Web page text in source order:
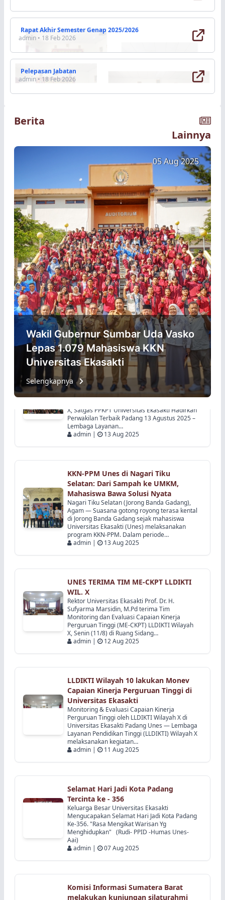
admin •18 Jun 2026
Proposal
admin • 18 Feb 2026
admin •18 Feb 2026
Berita
Lainnya
05 Aug 2025
Wakil Gubernur Sumbar Uda Vasko
Lepas 1.079 Mahasiswa KKN
Selengkapnya
Dirgahayu Republik Indonesia Ke-80
Civitas Akademika Universitas Ekasakti-AAI
Padang & Yayasan Perguruan Tinggi Padang
Mengucapkan : Dirgahayu Indonesia Ke-80
Selamat Memperingati Hari Kemerdekaan
Republik Indonesia Ke-80.…
admin |
17 Aug 2025
Rektor Universitas Ekasakti Prof. Dr. H.
upacara bendera Hari Ulang Tahun Republik
Indonesia ke-80 di halaman Rektorat
Universitas tersebut. Minggu (17/8) dengan…
admin |
26 Nov 2025
Selamat Memperingati Hari
Kemerdekaan Republik Indonesia Ke-
80
Civitas Akademika Universitas Ekasakti-AAI
Padang & Yayasan Perguruan Tinggi Padang
Mengucapkan : Dirgahayu Indonesia Ke-80
Selamat Memperingati Hari Kemerdekaan
Republik Indonesia Ke-80.…
admin |
16 Aug 2025
Satgas PPKPT Universitas Ekasakti
Ikuti BimTek Peningkatan Kapasitas
di LLDIKTI Wilayah 10.
Bimbingan Teknis Peningkatan Kapasitas
Satgas PPKPT di Lingkungan LLDIKTI Wilayah
X, Satgas PPKPT Universitas Ekasakti Hadirkan
Perwakilan Terbaik Padang 13 Agustus 2025 –
Lembaga Layanan…
admin |
13 Aug 2025
KKN-PPM Unes di Nagari Tiku
Selatan: Dari Sampah ke UMKM,
Agam — Suasana gotong royong terasa kental
di Jorong Banda Gadang sejak mahasiswa
Universitas Ekasakti (Unes) melaksanakan
program KKN-PPM. Dalam periode…
admin |
13 Aug 2025
UNES TERIMA TIM ME-CKPT LLDIKTI
WIL. X
Monitoring dan Evaluasi Capaian Kinerja
Perguruan Tinggi (ME-CKPT) LLDIKTI Wilayah
X, Senin (11/8) di Ruang Sidang…
admin |
12 Aug 2025
LLDIKTI Wilayah 10 lakukan Monev
Capaian Kinerja Perguruan Tinggi di
Perguruan Tinggi oleh LLDIKTI Wilayah X di
Universitas Ekasakti Padang Unes — Lembaga
Layanan Pendidikan Tinggi (LLDIKTI) Wilayah X
melaksanakan kegiatan…
admin |
11 Aug 2025
Selamat Hari Jadi Kota Padang
Tercinta ke - 356
Ke-356. "Rasa Mengikat Warisan Yg
Menghidupkan" (Rudi- PPID -Humas Unes-
Aai)
admin |
07 Aug 2025
Komisi Informasi Sumatera Barat
melakukan kunjungan silaturahmi
kunjungan silaturahmi ke Universitas Ekasakti
dan Akademi Akuntansi Indonesia (AAI)